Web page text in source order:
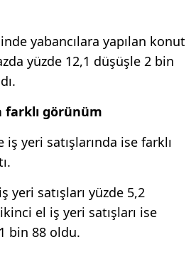
yabancılara yapılan konut
yüzde 12,1 düşüşle 2 bin
farklı görünüm
yeri satışlarında ise farklı
yeri satışları yüzde 5,2
el iş yeri satışları ise
bin 88 oldu.